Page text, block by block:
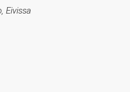
Eivissa